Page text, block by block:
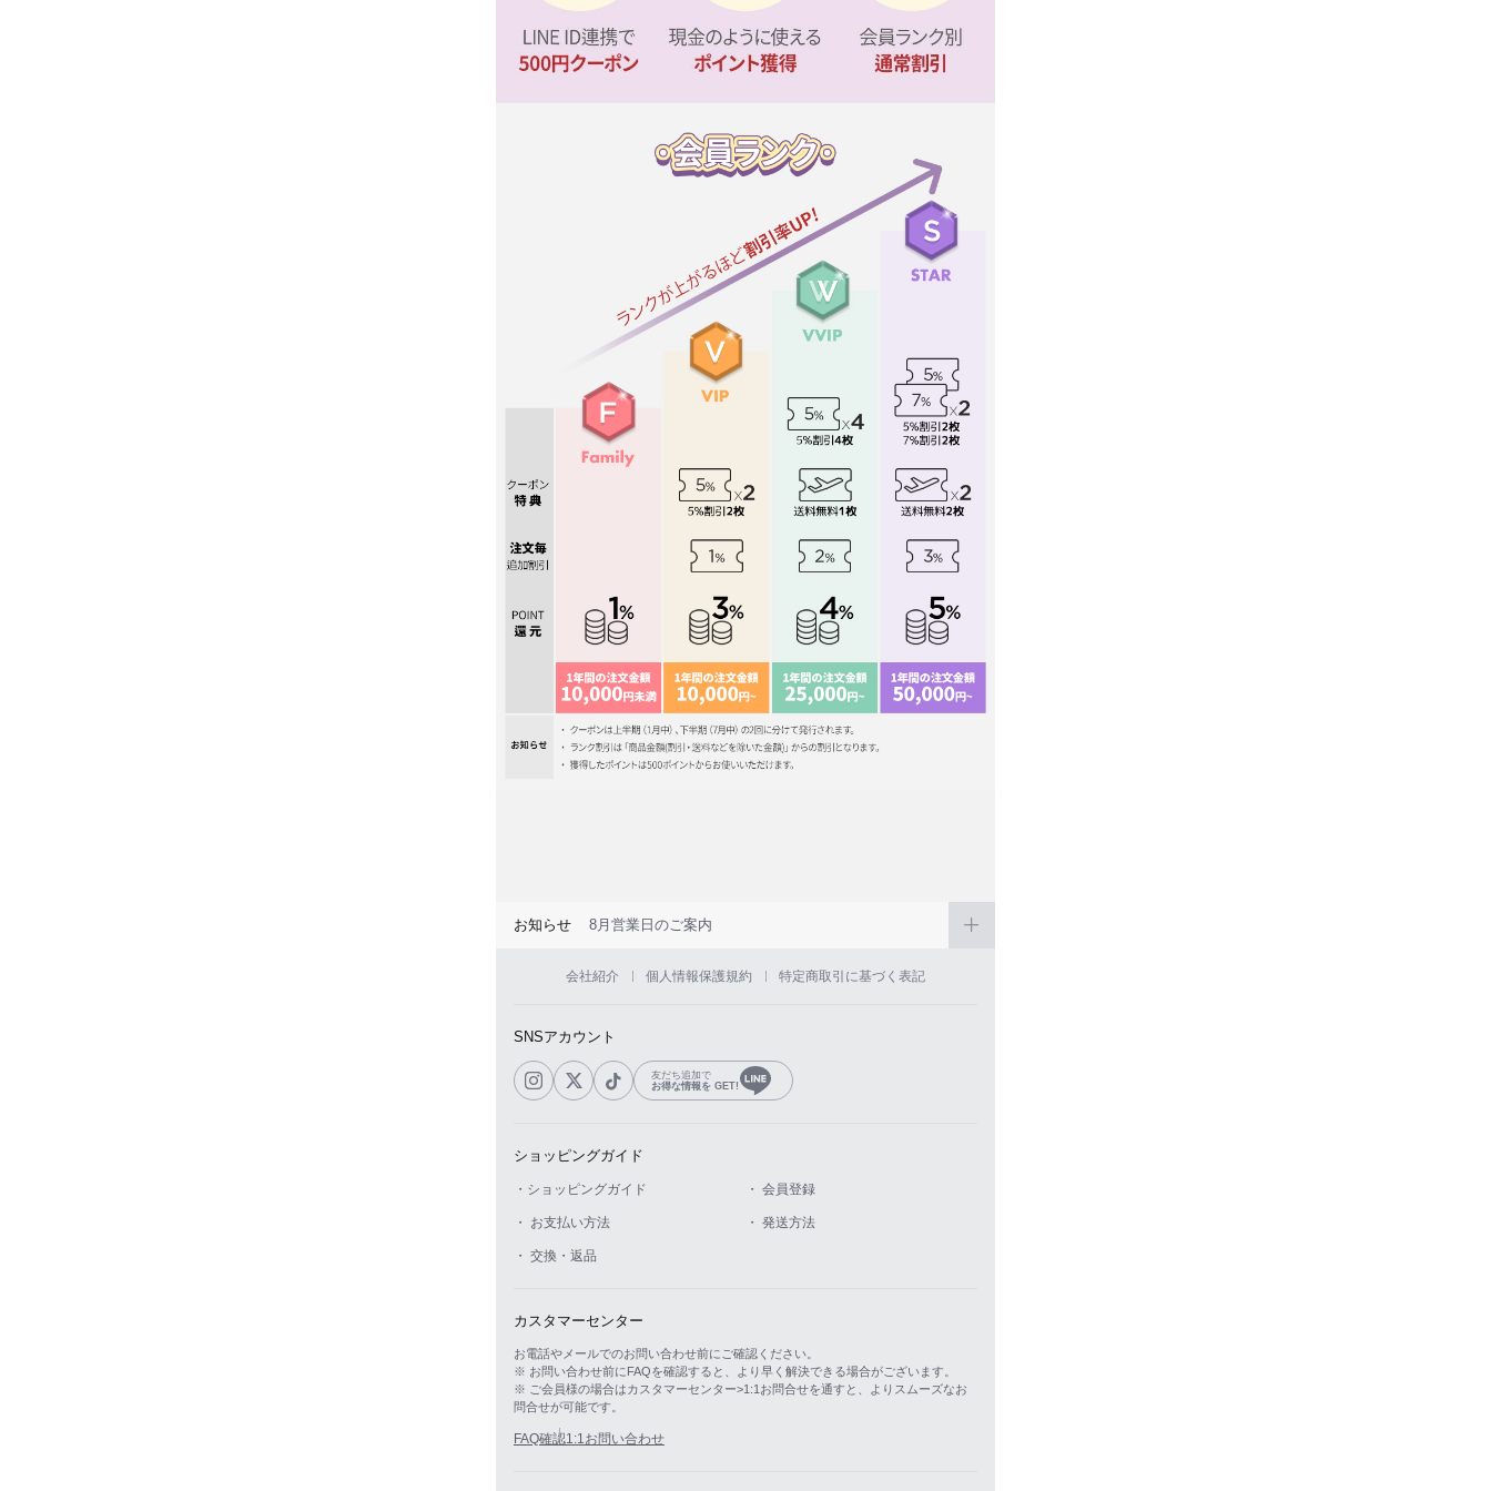
お知らせ 8月営業日のご案内
会社紹介 個人情報保護規約 特定商取引に基づく表記
SNSアカウント
友だち追加で
お得な情報を GET!
ショッピングガイド
・ショッピングガイド ・ 会員登録
・ お支払い方法 ・ 発送方法
・ 交換・返品
カスタマーセンター
お電話やメールでのお問い合わせ前にご確認ください。
※ お問い合わせ前にFAQを確認すると、より早く解決できる場合がございます。
※ ご会員様の場合はカスタマーセンター>1:1お問合せを通すと、よりスムーズなお
問合せが可能です。
FAQ確認1:1お問い合わせ